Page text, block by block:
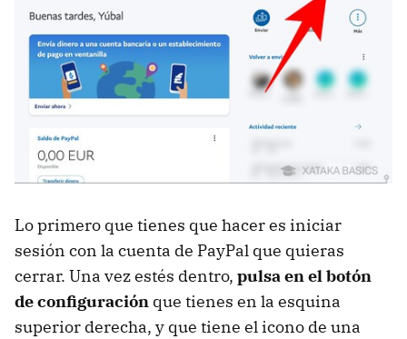
Lo primero que tienes que hacer es iniciar
sesión con la cuenta de PayPal que quieras
cerrar. Una vez estés dentro, pulsa en el botón
de configuración que tienes en la esquina
superior derecha, y que tiene el icono de una